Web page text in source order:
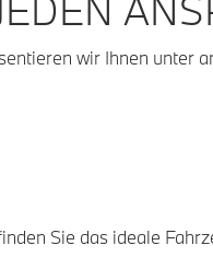
wir Ihnen unter
Sie das ideale